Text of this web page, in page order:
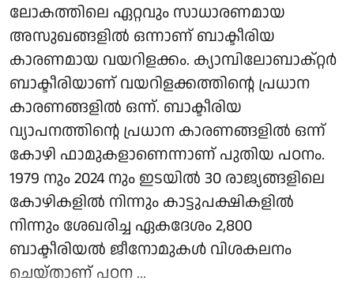
ലോകത്തിലെ ഏറ്റവും സാധാരണമായ
അസുഖങ്ങളില്‍ ഒന്നാണ് ബാക്ടീരിയ
കാരണമായ വയറിളക്കം. ക്യാമ്പിലോബാക്റ്റര്‍
ബാക്ടീരിയാണ് വയറിളക്കത്തിന്റെ പ്രധാന
കാരണങ്ങളില്‍ ഒന്ന്. ബാക്ടീരിയ
വ്യാപനത്തിന്റെ പ്രധാന കാരണങ്ങളില്‍ ഒന്ന്
കോഴി ഫാമുകളാണെന്നാണ് പുതിയ പഠനം.
1979 നും 2024 നും ഇടയില്‍ 30 രാജ്യങ്ങളിലെ
കോഴികളില്‍ നിന്നും കാട്ടുപക്ഷികളില്‍
നിന്നും ശേഖരിച്ച ഏകദേശം 2,800
ബാക്ടീരിയല്‍ ജീനോമുകള്‍ വിശകലനം
ചെയ്താണ് പഠന ...